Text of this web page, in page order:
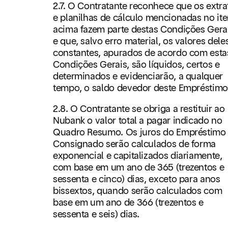
2.7. O Contratante reconhece que os
e planilhas de cálculo mencionadas no
acima fazem parte destas Condições
e que, salvo erro material, os valores
constantes, apurados de acordo com
Condições Gerais, são líquidos, certos e
determinados e evidenciarão, a qualquer
tempo, o saldo devedor deste
2.8. O Contratante se obriga a restituir ao
Nubank o valor total a pagar indicado no
Quadro Resumo. Os juros do Empréstimo
Consignado serão calculados de forma
exponencial e capitalizados diariamente,
com base em um ano de 365 (trezentos e
sessenta e cinco) dias, exceto para anos
bissextos, quando serão calculados com
base em um ano de 366 (trezentos e
sessenta e seis) dias.